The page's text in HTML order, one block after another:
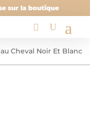
sur la boutique
Cheval Noir Et Blanc